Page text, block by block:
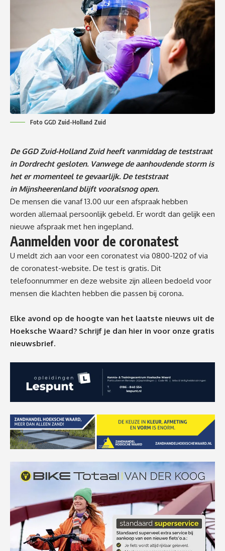
Foto GGD Zuid-Holland Zuid
De GGD Zuid-Holland Zuid heeft vanmiddag de teststraat
in Dordrecht gesloten. Vanwege de aanhoudende storm is
het er momenteel te gevaarlijk. De teststraat
in Mijnsheerenland blijft vooralsnog open.
De mensen die vanaf 13.00 uur een afspraak hebben
worden allemaal persoonlijk gebeld. Er wordt dan gelijk een
nieuwe afspraak met hen ingepland.
Aanmelden voor de coronatest
U meldt zich aan voor een coronatest via 0800-1202 of via
de coronatest-website. De test is gratis. Dit
telefoonnummer en deze website zijn alleen bedoeld voor
mensen die klachten hebben die passen bij corona.
Elke avond op de hoogte van het laatste nieuws uit de
Hoeksche Waard? Schrijf je dan hier in voor onze gratis
nieuwsbrief.